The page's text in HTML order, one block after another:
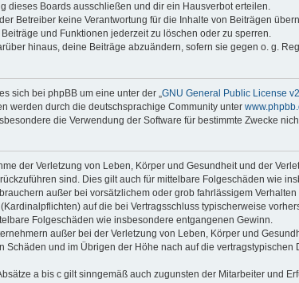
dieses Boards ausschließen und dir ein Hausverbot erteilen.
Betreiber keine Verantwortung für die Inhalte von Beiträgen
und Funktionen jederzeit zu löschen oder zu sperren.
hinaus, deine Beiträge abzuändern, sofern sie gegen o. g.
sich bei phpBB um eine unter der „ GNU General Public License v2
werden durch die deutschsprachige Community unter
die Verwendung der Software für bestimmte Zwecke
der Verletzung von Leben, Körper und Gesundheit und der
sind. Dies gilt auch für mittelbare Folgeschäden wie
außer bei vorsätzlichem oder grob fahrlässigem
auf die bei Vertragsschluss typischerweise
Folgeschäden wie insbesondere entgangenen Gewinn.
außer bei der Verletzung von Leben, Körper und
Schäden und im Übrigen der Höhe nach auf die
a bis c gilt sinngemäß auch zugunsten der Mitarbeiter und